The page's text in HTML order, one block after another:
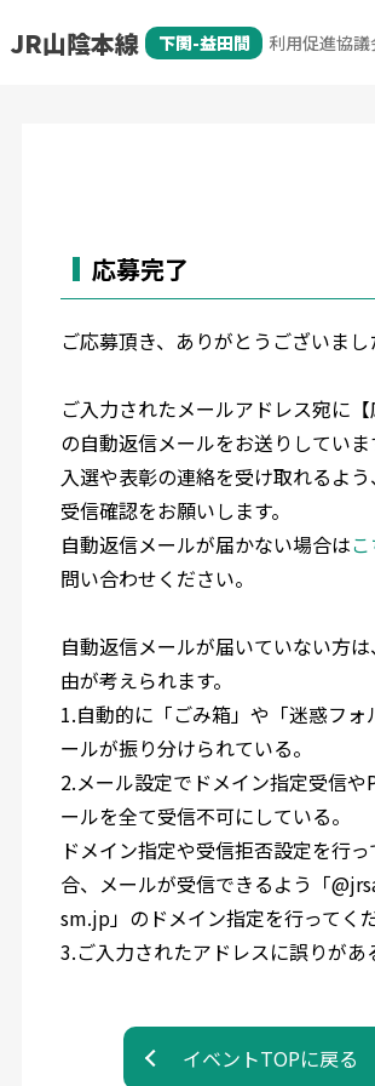
JR山陰本線 下関-益田間 利用促進協議
応募完了
ご応募頂き、ありがとうございまし
ご入力されたメールアドレス宛に【
の自動返信メールをお送りしていま
入選や表彰の連絡を受け取れるよ
受信確認をお願いします。
自動返信メールが届かない場合は
問い合わせください。
自動返信メールが届いていない方
由が考えられます。
1.自動的に「ごみ箱」や「迷惑フォ
ールが振り分けられている。
2.メール設定でドメイン指定受信や
ールを全て受信不可にしている。
ドメイン指定や受信拒否設定を行
合、メールが受信できるよう「
sm.jp」のドメイン指定を行ってく
3.ご入力されたアドレスに誤りがあ
イベントTOPに戻る